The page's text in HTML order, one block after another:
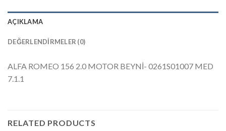
AÇIKLAMA
DEĞERLENDIRMELER (0)
ALFA ROMEO 156 2.0 MOTOR BEYNİ- 0261S01007 MED
7.1.1
RELATED PRODUCTS